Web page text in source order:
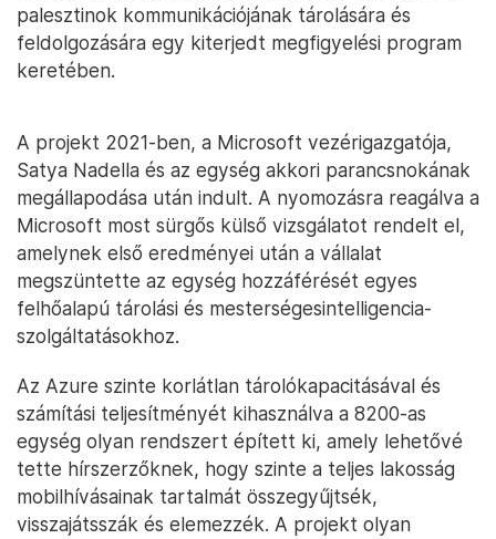
palesztinok kommunikációjának tárolására és
feldolgozására egy kiterjedt megfigyelési program
keretében.
A projekt 2021-ben, a Microsoft vezérigazgatója,
Satya Nadella és az egység akkori parancsnokának
megállapodása után indult. A nyomozásra reagálva a
Microsoft most sürgős külső vizsgálatot rendelt el,
amelynek első eredményei után a vállalat
megszüntette az egység hozzáférését egyes
felhőalapú tárolási és mesterségesintelligencia-
szolgáltatásokhoz.
Az Azure szinte korlátlan tárolókapacitásával és
számítási teljesítményét kihasználva a 8200-as
egység olyan rendszert épített ki, amely lehetővé
tette hírszerzőknek, hogy szinte a teljes lakosság
mobilhívásainak tartalmát összegyűjtsék,
visszajátsszák és elemezzék. A projekt olyan